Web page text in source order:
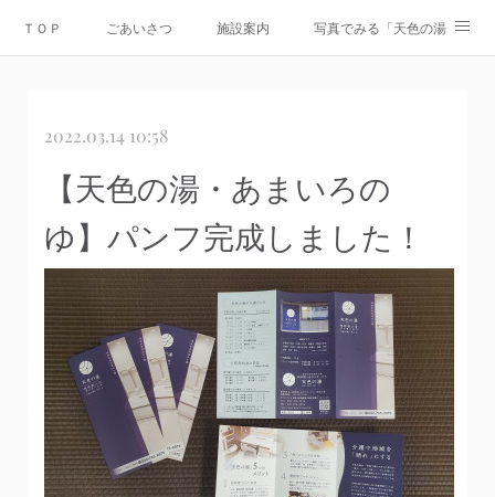
ＴＯＰ ごあいさつ 施設案内 写真でみる「天色の湯」
情報公開
2022.03.14 10:58
【天色の湯・あまいろの
ゆ】パンフ完成しました！